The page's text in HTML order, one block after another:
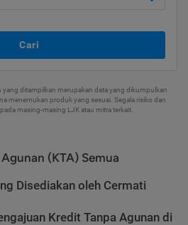
Cari
yang ditampilkan merupakan data yang dikumpulkan
menemukan produk yang sesuai. Segala risiko dan
masing-masing LJK atau mitra terkait.
(KTA) Semua
Disediakan oleh Cermati
Kredit Tanpa Agunan di